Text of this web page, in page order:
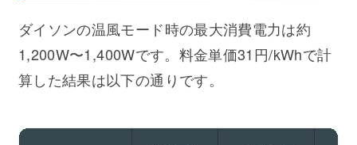
ダイソンの温風モード時の最大消費電力は約
1,200W〜1,400Wです。料金単価31円/kWhで計
算した結果は以下の通りです。